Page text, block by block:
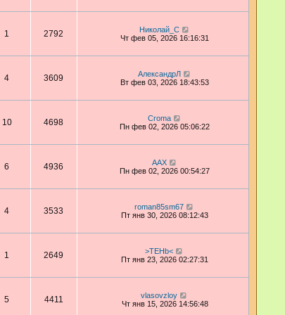
1 2792
Николай_С
Чт фев 05, 2026 16:16:31
4 3609
АлександрЛ
Вт фев 03, 2026 18:43:53
10 4698
Croma
Пн фев 02, 2026 05:06:22
6 4936
AAX
Пн фев 02, 2026 00:54:27
4 3533
roman85sm67
Пт янв 30, 2026 08:12:43
1 2649
>TEHb<
Пт янв 23, 2026 02:27:31
5 4411
vlasovzloy
Чт янв 15, 2026 14:56:48